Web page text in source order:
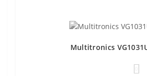
Multitronics